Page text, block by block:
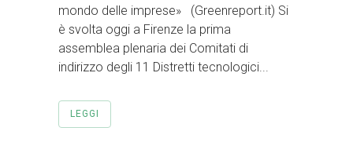
mondo delle imprese» (Greenreport.it) Si
è svolta oggi a Firenze la prima
assemblea plenaria dei Comitati di
indirizzo degli 11 Distretti tecnologici...
LEGGI